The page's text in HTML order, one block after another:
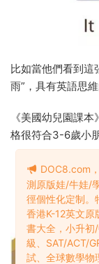
比如當他們看到這
雨”，具有英語思
《美國幼兒園課
格很符合3-6歲小
DOC8.com
測原版娃/牛娃/
徑個性化定制。
香港K-12英文
書大全，小升初
級、SAT/ACT/
試、全球數學物